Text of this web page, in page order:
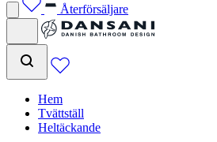
Återförsäljare
Hem
Tvättställ
Heltäckande